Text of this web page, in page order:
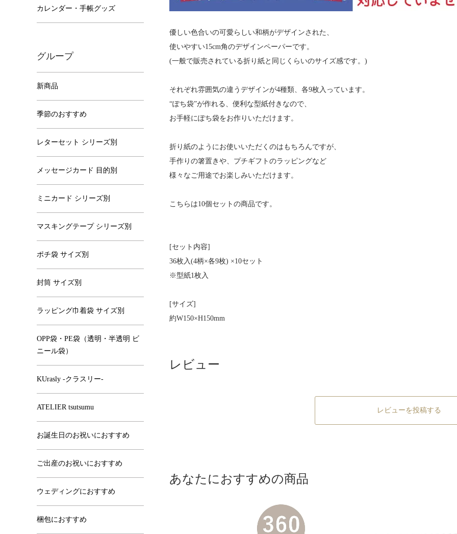
優しい色合いの可愛らしい和柄がデザインされた、
使いやすい15cm角のデザインペーパーです。
(一般で販売されている折り紙と同じくらいのサイズ感です。)
それぞれ雰囲気の違うデザインが4種類、各9枚入っています。
“ぽち袋”が作れる、便利な型紙付きなので、
お手軽にぽち袋をお作りいただけます。
折り紙のようにお使いいただくのはもちろんですが、
手作りの箸置きや、プチギフトのラッピングなど
様々なご用途でお楽しみいただけます。
こちらは10個セットの商品です。
[セット内容]
36枚入(4柄×各9枚) ×10セット
※型紙1枚入
[サイズ]
約W150×H150mm
レビュー
レビューを投稿する
あなたにおすすめの商品
カレンダー・手帳グッズ
グループ
新商品
季節のおすすめ
レターセット シリーズ別
メッセージカード 目的別
ミニカード シリーズ別
マスキングテープ シリーズ別
ポチ袋 サイズ別
封筒 サイズ別
ラッピング巾着袋 サイズ別
OPP袋・PE袋（透明・半透明 ビ
ニール袋）
KUrasly -クラスリー-
ATELIER tsutsumu
お誕生日のお祝いにおすすめ
ご出産のお祝いにおすすめ
ウェディングにおすすめ
梱包におすすめ